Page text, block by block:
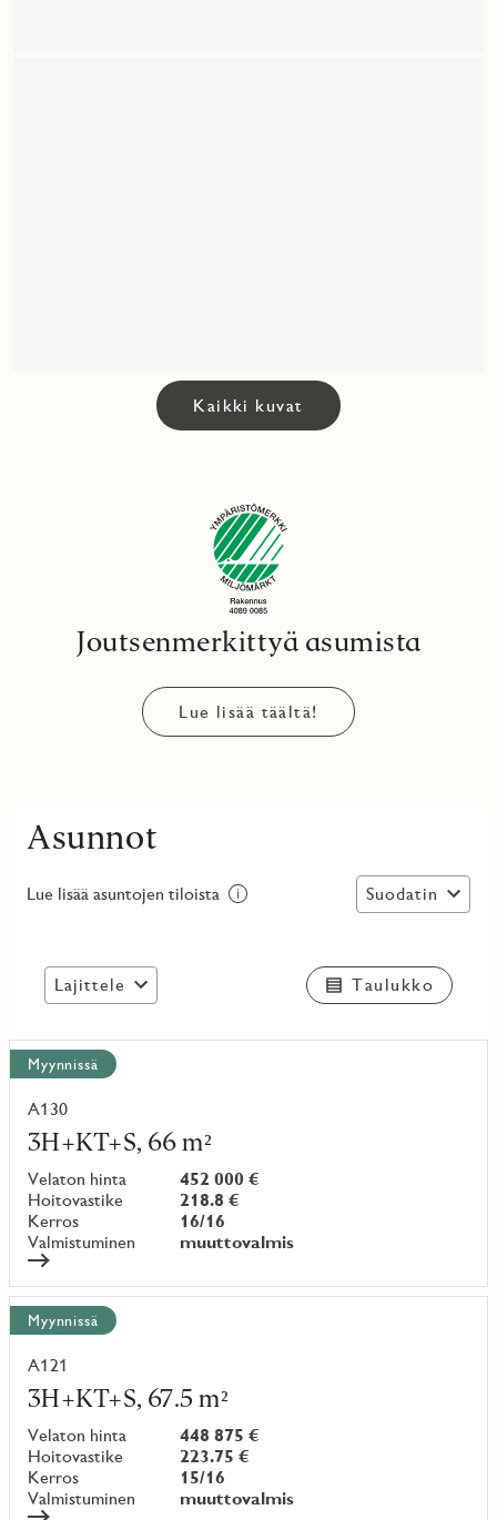
Kaikki kuvat
Joutsenmerkittyä asumista
Lue lisää täältä!
Asunnot
Lue lisää asuntojen tiloista Suodatin
Lajittele Taulukko
Näytä
kaikki
kohteet
Myynnissä
A130
3H+KT+S, 66 m²
Velaton hinta
452 000 €
Hoitovastike
218.8 €
Kerros
16/16
Valmistuminen
muuttovalmis
Lue
lisää
kohteesta
Myynnissä
A121
3H+KT+S, 67.5 m²
Velaton hinta
448 875 €
Hoitovastike
223.75 €
Kerros
15/16
Valmistuminen
muuttovalmis
Lue
lisää
kohteesta